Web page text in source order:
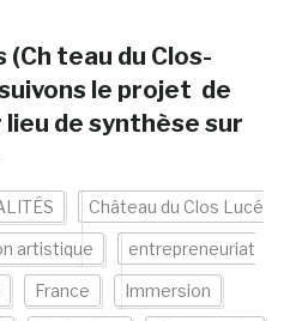
(Ch teau du Clos-
le projet de
de synthèse sur
Château du Clos Lucé
artistique entrepreneuriat
France Immersion